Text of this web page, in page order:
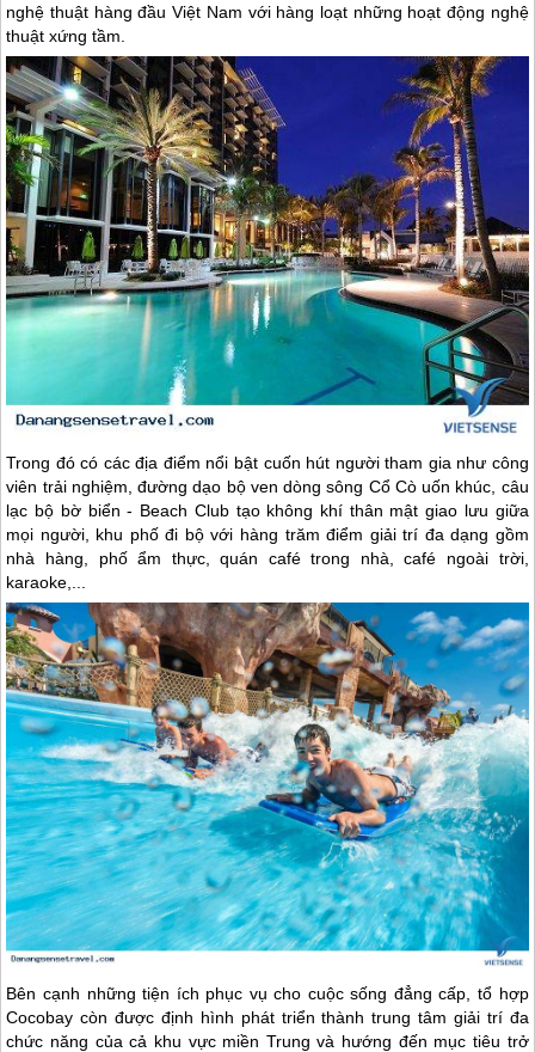
nghệ thuật hàng đầu Việt Nam với hàng loạt những hoạt động nghệ
thuật xứng tầm.
Trong đó có các địa điểm nổi bật cuốn hút người tham gia như công
viên trải nghiệm, đường dạo bộ ven dòng sông Cổ Cò uốn khúc, câu
lạc bộ bờ biển - Beach Club tạo không khí thân mật giao lưu giữa
mọi người, khu phố đi bộ với hàng trăm điểm giải trí đa dạng gồm
nhà hàng, phố ẩm thực, quán café trong nhà, café ngoài trời,
karaoke,...
Bên cạnh những tiện ích phục vụ cho cuộc sống đẳng cấp, tổ hợp
Cocobay còn được định hình phát triển thành trung tâm giải trí đa
chức năng của cả khu vực miền Trung và hướng đến mục tiêu trở